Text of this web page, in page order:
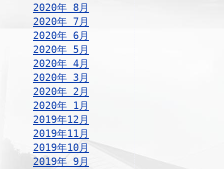
2020年 8月
2020年 7月
2020年 6月
2020年 5月
2020年 4月
2020年 3月
2020年 2月
2020年 1月
2019年12月
2019年11月
2019年10月
2019年 9月